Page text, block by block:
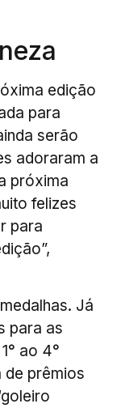
edição
para
serão
adoraram a
próxima
felizes
para
Já
para as
ao 4°
de prêmios